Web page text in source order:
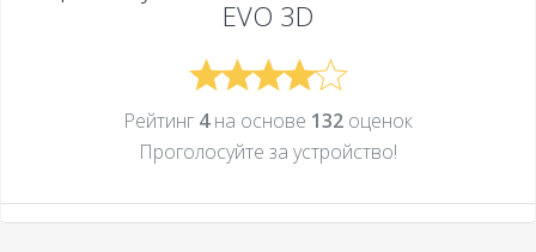
EVO 3D
Рейтинг 4на основе 132 оценок
Проголосуйте за устройcтво!